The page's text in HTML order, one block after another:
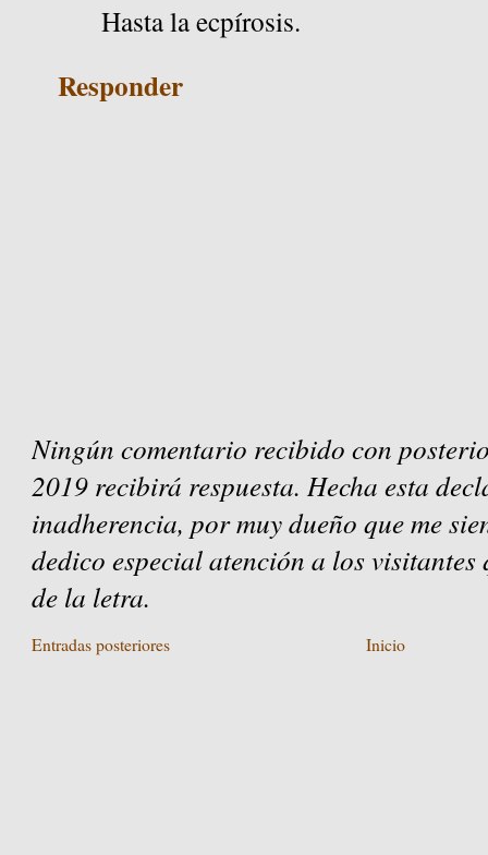
Hasta la ecpírosis.
Responder
Ningún comentario recibido con
2019 recibirá respuesta. Hecha esta
inadherencia, por muy dueño que me
dedico especial atención a los
de la letra.
Entradas posteriores Inicio